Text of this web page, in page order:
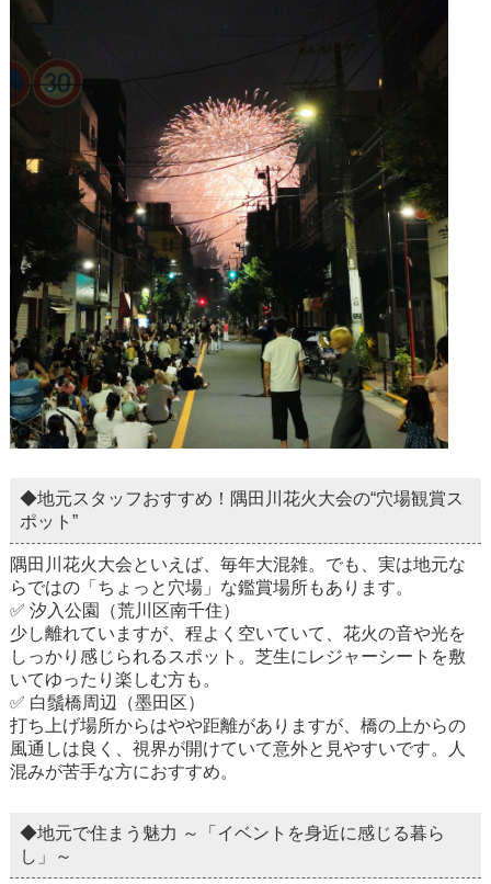
◆地元スタッフおすすめ！隅田川花火大会の“穴場観賞ス
ポット”
隅田川花火大会といえば、毎年大混雑。でも、実は地元な
らではの「ちょっと穴場」な鑑賞場所もあります。
✅ 汐入公園（荒川区南千住）
少し離れていますが、程よく空いていて、花火の音や光を
しっかり感じられるスポット。芝生にレジャーシートを敷
いてゆったり楽しむ方も。
✅ 白鬚橋周辺（墨田区）
打ち上げ場所からはやや距離がありますが、橋の上からの
風通しは良く、視界が開けていて意外と見やすいです。人
混みが苦手な方におすすめ。
◆地元で住まう魅力 ～「イベントを身近に感じる暮ら
し」～